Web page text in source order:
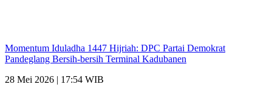
Momentum Iduladha 1447 Hijriah: DPC Partai Demokrat
Pandeglang Bersih-bersih Terminal Kadubanen
28 Mei 2026 | 17:54 WIB